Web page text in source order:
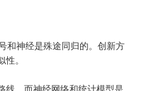
和神经是殊途同归的。创新方
。